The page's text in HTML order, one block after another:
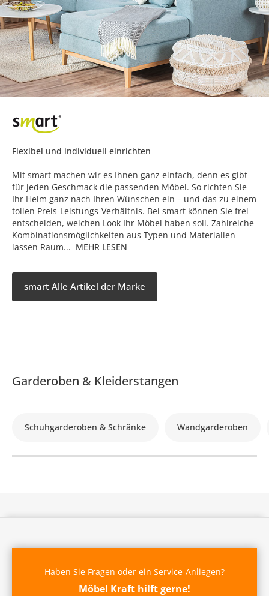
Flexibel und individuell einrichten
Mit smart machen wir es Ihnen ganz einfach, denn es gibt
für jeden Geschmack die passenden Möbel. So richten Sie
Ihr Heim ganz nach Ihren Wünschen ein – und das zu einem
tollen Preis-Leistungs-Verhältnis. Bei smart können Sie frei
entscheiden, welchen Look Ihr Möbel haben soll. Zahlreiche
Kombinationsmöglichkeiten aus Typen und Materialien
lassen Raum... MEHR LESEN
smart Alle Artikel der Marke
Garderoben & Kleiderstangen
Schuhgarderoben & Schränke Wandgarderoben
Haben Sie Fragen oder ein Service-Anliegen?
Möbel Kraft hilft gerne!